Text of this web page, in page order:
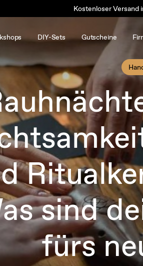
Kostenloser Versand
DIY-Sets Gutscheine
sind
fürs